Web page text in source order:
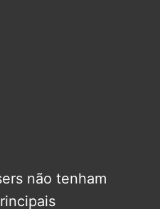
não tenham